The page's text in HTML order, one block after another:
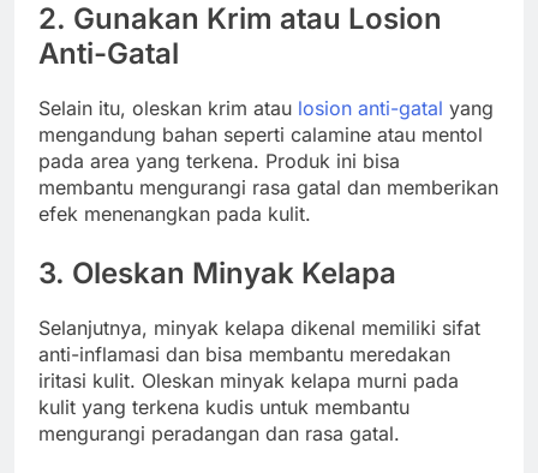
2. Gunakan Krim atau Losion
Anti-Gatal
Selain itu, oleskan krim atau losion anti-gatal yang
mengandung bahan seperti calamine atau mentol
pada area yang terkena. Produk ini bisa
membantu mengurangi rasa gatal dan memberikan
efek menenangkan pada kulit.
3. Oleskan Minyak Kelapa
Selanjutnya, minyak kelapa dikenal memiliki sifat
anti-inflamasi dan bisa membantu meredakan
iritasi kulit. Oleskan minyak kelapa murni pada
kulit yang terkena kudis untuk membantu
mengurangi peradangan dan rasa gatal.